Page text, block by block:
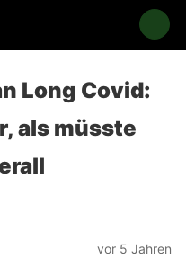
Long Covid:
als müsste
vor 5 Jahren